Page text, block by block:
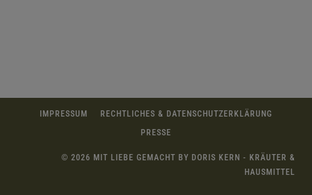
IMPRESSUM
RECHTLICHES & DATENSCHUTZERKLÄRUNG
PRESSE
© 2026 MIT LIEBE GEMACHT BY DORIS KERN - KRÄUTER &
HAUSMITTEL